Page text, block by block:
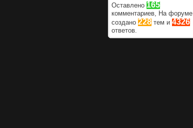
Оставлено 165
комментариев, На форуме
создано 228 тем и 4326
ответов.